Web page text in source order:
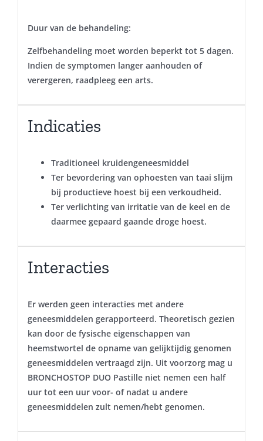
Duur van de behandeling:
Zelfbehandeling moet worden beperkt tot 5 dagen.
Indien de symptomen langer aanhouden of
verergeren, raadpleeg een arts.
Indicaties
Traditioneel kruidengeneesmiddel
Ter bevordering van ophoesten van taai slijm
bij productieve hoest bij een verkoudheid.
Ter verlichting van irritatie van de keel en de
daarmee gepaard gaande droge hoest.
Interacties
Er werden geen interacties met andere
geneesmiddelen gerapporteerd. Theoretisch gezien
kan door de fysische eigenschappen van
heemstwortel de opname van gelijktijdig genomen
geneesmiddelen vertraagd zijn. Uit voorzorg mag u
BRONCHOSTOP DUO Pastille niet nemen een half
uur tot een uur voor- of nadat u andere
geneesmiddelen zult nemen/hebt genomen.